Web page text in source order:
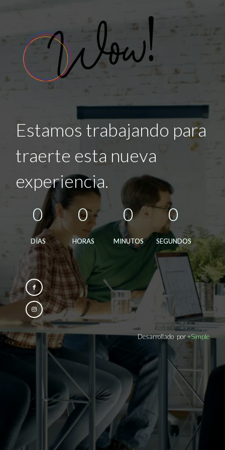
Estamos trabajando para
traerte esta nueva
experiencia.
0
DÍAS
0
HORAS
0
MINUTOS
0
SEGUNDOS
Desarrollado por+Simple